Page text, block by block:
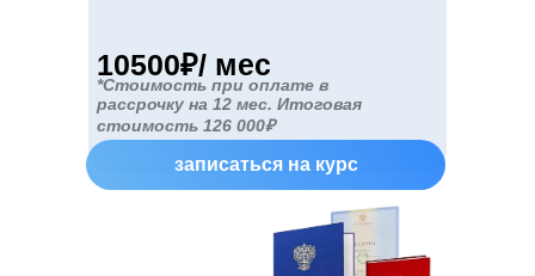
*Стоимость при оплате в
рассрочку на 12 мес. Итоговая
стоимость 126 000₽
10500₽/ мес
записаться на курс